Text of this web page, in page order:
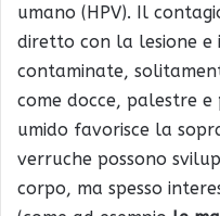
umano (HPV). Il
diretto con la lesione e
contaminate,
come docce, palestre
umido favorisce la
verruche possono
corpo, ma spesso